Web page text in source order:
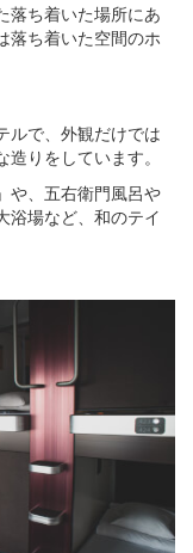
落ち着いた場所にあ
落ち着いた空間のホ
ルで、外観だけでは
りをしています。
や、五右衛門風呂や
浴場など、和のテイ